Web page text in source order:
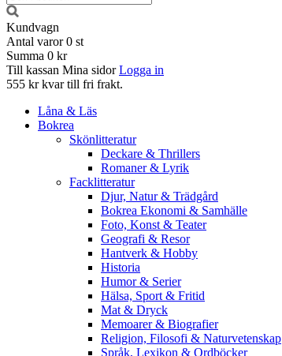
Kundvagn
Antal varor 0 st
Summa 0 kr
Till kassan Mina sidor Logga in
555 kr kvar till fri frakt.
Låna & Läs
Bokrea
Skönlitteratur
Deckare & Thrillers
Romaner & Lyrik
Facklitteratur
Djur, Natur & Trädgård
Bokrea Ekonomi & Samhälle
Foto, Konst & Teater
Geografi & Resor
Hantverk & Hobby
Historia
Humor & Serier
Hälsa, Sport & Fritid
Mat & Dryck
Memoarer & Biografier
Religion, Filosofi & Naturvetenskap
Språk, Lexikon & Ordböcker